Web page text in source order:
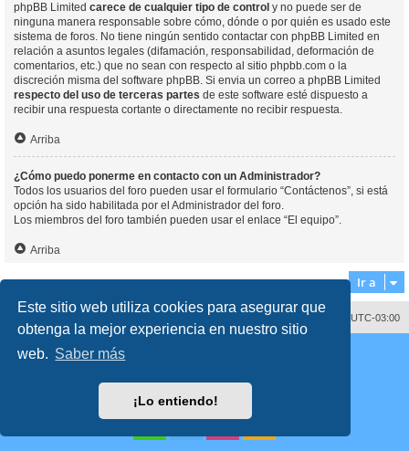
Este sitio web utiliza cookies para asegurar que
obtenga la mejor experiencia en nuestro sitio
web. Saber más
¡Lo entiendo!
phpBB Limited carece de cualquier tipo de control y no puede ser de
ninguna manera responsable sobre cómo, dónde o por quién es usado este
sistema de foros. No tiene ningún sentido contactar con phpBB Limited en
relación a asuntos legales (difamación, responsabilidad, deformación de
comentarios, etc.) que no sean con respecto al sitio phpbb.com o la
discreción misma del software phpBB. Si envia un correo a phpBB Limited
respecto del uso de terceras partes de este software esté dispuesto a
recibir una respuesta cortante o directamente no recibir respuesta.
Arriba
¿Cómo puedo ponerme en contacto con un Administrador?
Todos los usuarios del foro pueden usar el formulario “Contáctenos”, si está
opción ha sido habilitada por el Administrador del foro.
Los miembros del foro también pueden usar el enlace “El equipo”.
Arriba
Ir a
Todos los horarios son UTC-03:00
Borrar cookies
Desarrollado por
® Forum Software © phpBB Limited
Traducción al español porphpBB España
Condiciones